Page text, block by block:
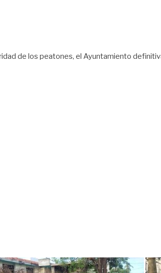
de los peatones, el Ayuntamiento